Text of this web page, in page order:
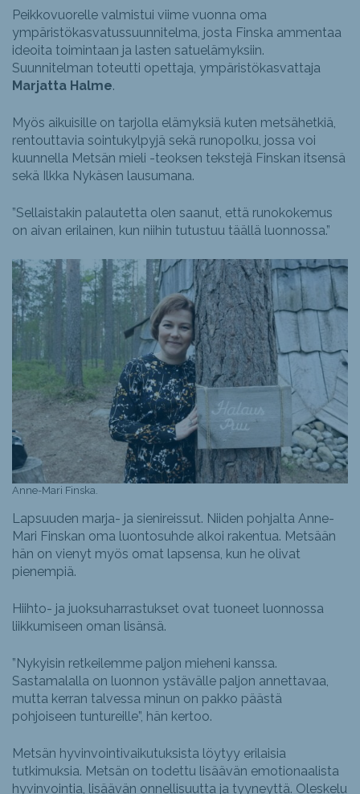
Peikkovuorelle valmistui viime vuonna oma
ympäristökasvatussuunnitelma, josta Finska ammentaa
ideoita toimintaan ja lasten satuelämyksiin.
Suunnitelman toteutti opettaja, ympäristökasvattaja
Marjatta Halme.
Myös aikuisille on tarjolla elämyksiä kuten metsähetkiä,
rentouttavia sointukylpyjä sekä runopolku, jossa voi
kuunnella Metsän mieli -teoksen tekstejä Finskan itsensä
sekä Ilkka Nykäsen lausumana.
”Sellaistakin palautetta olen saanut, että runokokemus
on aivan erilainen, kun niihin tutustuu täällä luonnossa.”
Anne-Mari Finska.
Lapsuuden marja- ja sienireissut. Niiden pohjalta Anne-
Mari Finskan oma luontosuhde alkoi rakentua. Metsään
hän on vienyt myös omat lapsensa, kun he olivat
pienempiä.
Hiihto- ja juoksuharrastukset ovat tuoneet luonnossa
liikkumiseen oman lisänsä.
”Nykyisin retkeilemme paljon mieheni kanssa.
Sastamalalla on luonnon ystävälle paljon annettavaa,
mutta kerran talvessa minun on pakko päästä
pohjoiseen tuntureille”, hän kertoo.
Metsän hyvinvointivaikutuksista löytyy erilaisia
tutkimuksia. Metsän on todettu lisäävän emotionaalista
hyvinvointia, lisäävän onnellisuutta ja tyyneyttä. Oleskelu